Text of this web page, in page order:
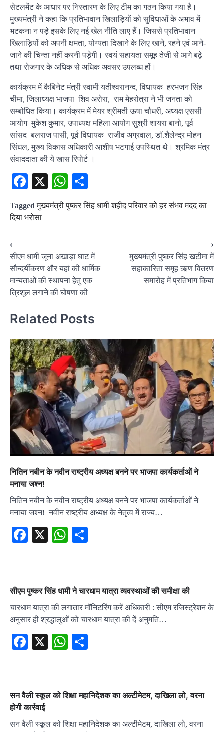
सेटलमेंट के आधार पर निस्तारण के लिए टीम का गठन किया गया है।
मुख्यमंत्री ने कहा कि प्रतिभावान खिलाड़ियों को सुविधाओं के अभाव में
भटकना न पड़े इसके लिए नई खेल नीति लाए हैं। जिससे प्रतिभावान
खिलाड़ियों को अपनी क्षमता, योग्यता दिखाने के लिए खाने, रहने एवं आने-
जाने की चिन्ता नहीं करनी पड़ेगी। स्वयं सहायता समूह तेजी से आगे बढ़े
तथा रोजगार के अधिक से अधिक अवसर उपलब्ध हों।
कार्यक्रम में कैबिनेट मंत्री स्वामी यतीश्वरानन्द, विधायक हरभजन सिंह
चीमा, जिलाध्यक्ष भाजपा शिव अरोरा, राम मेहरोत्रा ने भी जनता को
सम्बोधित किया। कार्यक्रम में मेयर श्रीमती ऊषा चौधरी, अध्यक्ष एससी
आयोग मुकेश कुमार, उपाध्यक्ष महिला आयोग सुश्री शायरा बानो, पूर्व
सांसद बलराज पासी, पूर्व विधायक राजीव अग्रवाल, डॉ.शैलेन्द्र मोहन
सिंघल, मुख्य विकास अधिकारी आशीष भटगाई उपस्थित थे। श्रमिक मंत्र
संवाददाता की ये खास रिपोर्ट ।
Facebook
X WhatsApp
Taggedमुख्यमंत्री पुष्कर सिंह धामी शहीद परिवार को हर संभव मदद का
दिया भरोसा
Post
navigation
⟵
सीएम धामी जूना अखाड़ा घाट में
सौन्दर्यीकरण और यहां की धार्मिक
मान्यताओं की स्थापना हेतु एक
त्रिशूल लगाने की घोषणा की
मुख्यमंत्री पुष्कर सिंह खटीमा में
सहाकारिता समूह ऋण वितरण
समारोह में प्रतिभाग किया
⟶
Related Posts
नितिन नबीन के नवीन राष्ट्रीय अध्यक्ष बनने पर भाजपा कार्यकर्ताओं ने
मनाया जश्न!
नितिन नबीन के नवीन राष्ट्रीय अध्यक्ष बनने पर भाजपा कार्यकर्ताओं ने
मनाया जश्न! नवीन राष्ट्रीय अध्यक्ष के नेतृत्व में राज्य…
Facebook
X WhatsApp
सीएम पुष्कर सिंह धामी ने चारधाम यात्रा व्यवस्थाओं की समीक्षा की
चारधाम यात्रा की लगातार मॉनिटरिंग करें अधिकारी : सीएम रजिस्ट्रेशन के
अनुसार ही श्रद्धालुओं को चारधाम यात्रा की दें अनुमति…
Facebook
X WhatsApp
सन वैली स्कूल को शिक्षा महानिदेशक का अल्टीमेटम, दाखिला लो, वरना
होगी कार्रवाई
सन वैली स्कूल को शिक्षा महानिदेशक का अल्टीमेटम, दाखिला लो, वरना